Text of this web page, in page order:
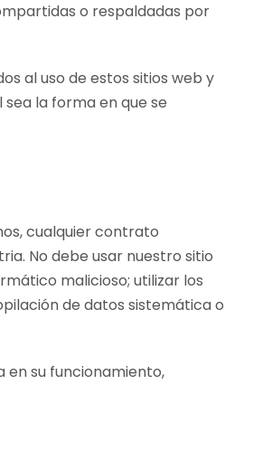
o respaldadas por
al uso de estos sitios web y
la forma en que se
cualquier contrato
No debe usar nuestro sitio
malicioso; utilizar los
de datos sistemática o
su funcionamiento,